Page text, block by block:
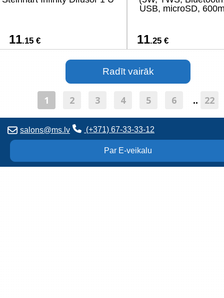
11.15 €
USB, microSD,
11.25 €
1 2 3 4 5 6 .. 22
salons@ms.lv (+371) 67-33-33-12